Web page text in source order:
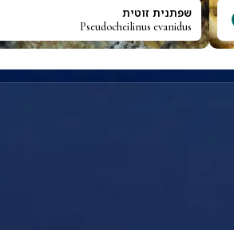
שפתנית זוטית
Pseudocheilinus evanidus